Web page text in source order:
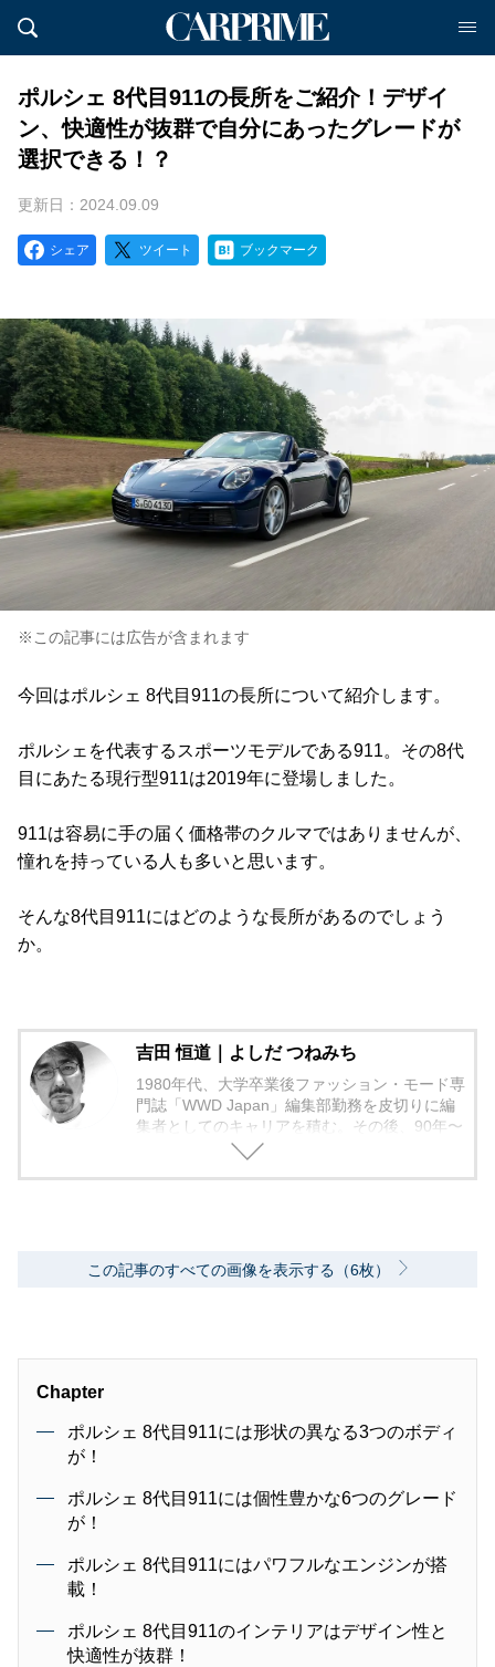
ポルシェ 8代目911の長所をご紹介！デザイ
ン、快適性が抜群で自分にあったグレードが
選択できる！？
更新日：2024.09.09
シェア ツイート ブックマーク
※この記事には広告が含まれます
今回はポルシェ 8代目911の長所について紹介します。
ポルシェを代表するスポーツモデルである911。その8代
目にあたる現行型911は2019年に登場しました。
911は容易に手の届く価格帯のクルマではありませんが、
憧れを持っている人も多いと思います。
そんな8代目911にはどのような長所があるのでしょう
か。
吉田 恒道｜よしだ つねみち
1980年代、大学卒業後ファッション・モード専
門誌「WWD Japan」編集部勤務を皮切りに編
集者としてのキャリアを積む。その後、90年〜
2000年代、中堅出版社ダイヤモンド社の自動車
この記事のすべての画像を表示する（6枚）
Chapter
ポルシェ 8代目911には形状の異なる3つのボディ
が！
ポルシェ 8代目911には個性豊かな6つのグレード
が！
ポルシェ 8代目911にはパワフルなエンジンが搭
載！
ポルシェ 8代目911のインテリアはデザイン性と
快適性が抜群！